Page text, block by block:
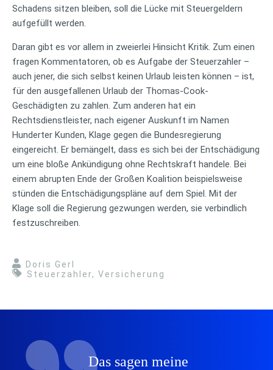
Schadens sitzen bleiben, soll die Lücke mit Steuergeldern
aufgefüllt werden.
Daran gibt es vor allem in zweierlei Hinsicht Kritik. Zum einen
fragen Kommentatoren, ob es Aufgabe der Steuerzahler –
auch jener, die sich selbst keinen Urlaub leisten können – ist,
für den ausgefallenen Urlaub der Thomas-Cook-
Geschädigten zu zahlen. Zum anderen hat ein
Rechtsdienstleister, nach eigener Auskunft im Namen
Hunderter Kunden, Klage gegen die Bundesregierung
eingereicht. Er bemängelt, dass es sich bei der Entschädigung
um eine bloße Ankündigung ohne Rechtskraft handele. Bei
einem abrupten Ende der Großen Koalition beispielsweise
stünden die Entschädigungspläne auf dem Spiel. Mit der
Klage soll die Regierung gezwungen werden, sie verbindlich
festzuschreiben.
Doris Gerl
Steuerzahler, Versicherung
Das sagen meine